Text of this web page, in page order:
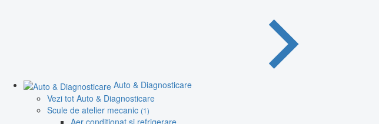
Auto & Diagnosticare
Vezi tot Auto & Diagnosticare
Scule de atelier mecanic (1)
Aer condiționat și refrigerare